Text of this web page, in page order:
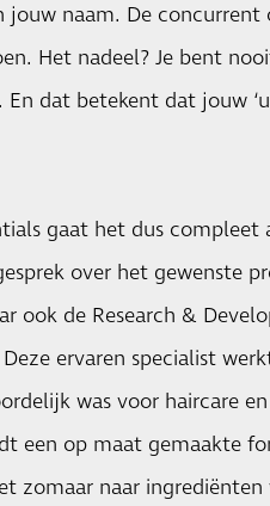
jouw naam. De
Het nadeel? Je bent
En dat betekent dat jouw
gaat het dus
over het gewenste
ook de Research &
ervaren specialist
was voor haircare
een op maat gemaakte
zomaar naar